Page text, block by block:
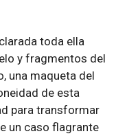
toda ella
y fragmentos del
una maqueta del
de esta
para transformar
un caso flagrante